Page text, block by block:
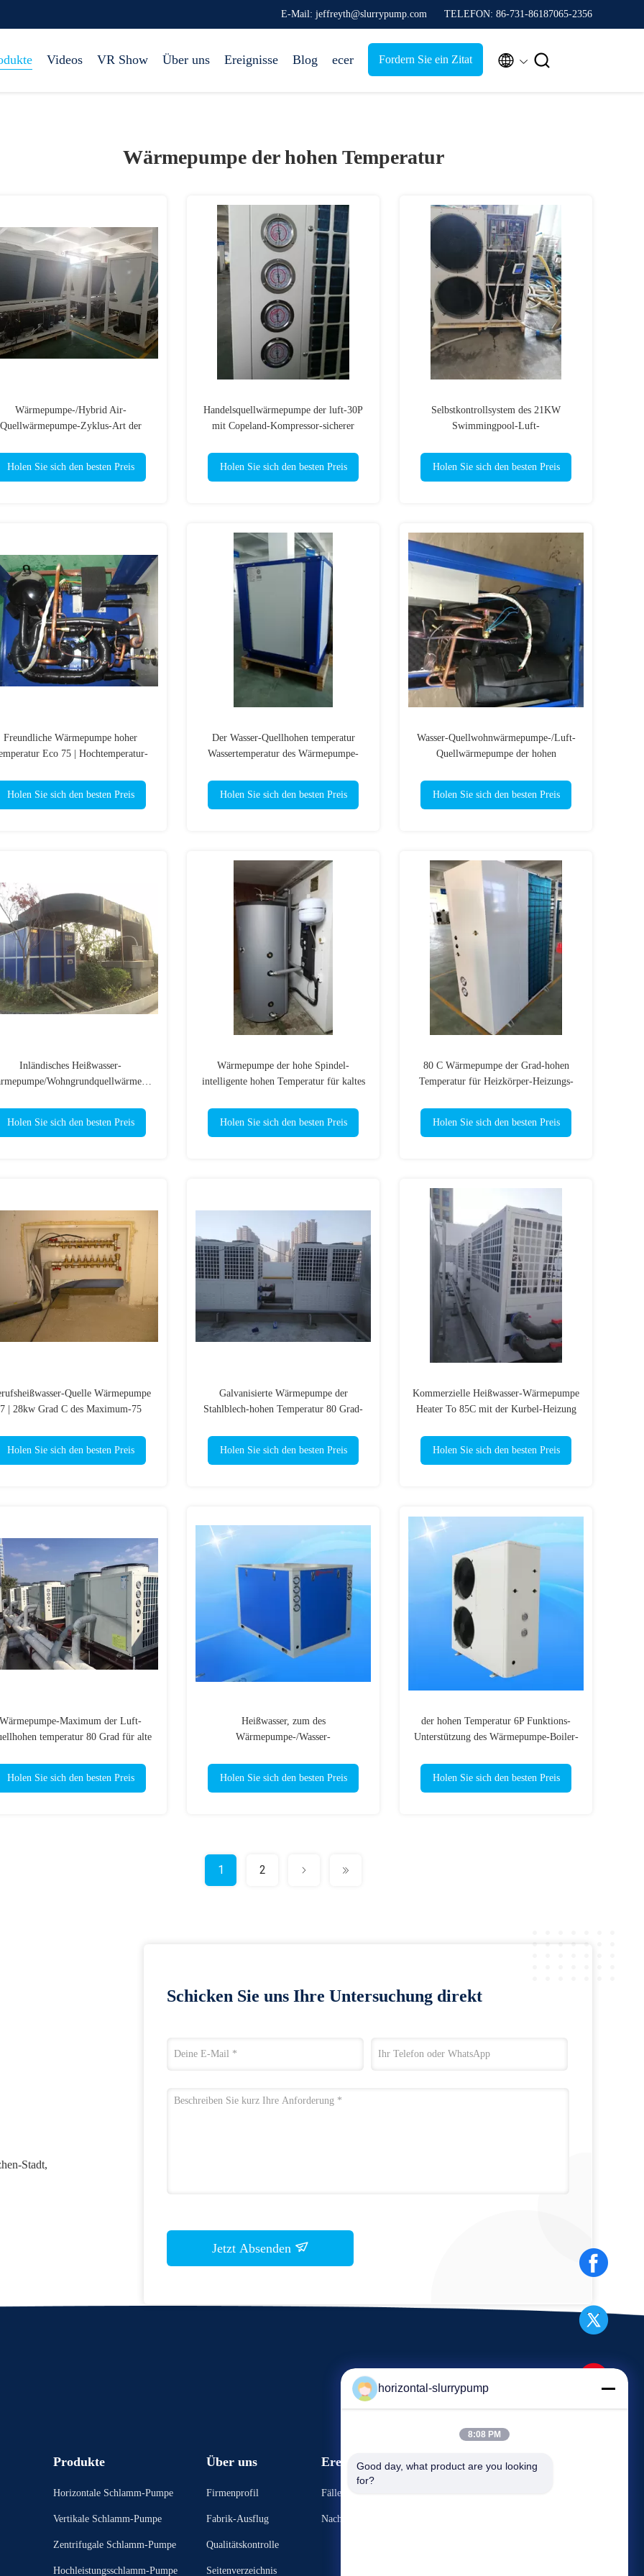
E-Mail: jeffreyth@slurrypump.com TELEFON: 86-731-86187065-2356
Videos VR Show Über uns Ereignisse Blog ecer Fordern Sie ein Zitat  
Wärmepumpe der hohen Temperatur
Wärmepumpe-/Hybrid Air-
Quellwärmepumpe-Zyklus-Art der
Holen Sie sich den besten Preis
Handelsquellwärmepumpe der luft-30P
mit Copeland-Kompressor-sicherer
Holen Sie sich den besten Preis
Selbstkontrollsystem des 21KW
Swimmingpool-Luft-
Holen Sie sich den besten Preis
Freundliche Wärmepumpe hoher
Eco 75 | Hochtemperatur-
Holen Sie sich den besten Preis
Der Wasser-Quellhohen temperatur
Wassertemperatur des Wärmepumpe-
Holen Sie sich den besten Preis
Wasser-Quellwohnwärmepumpe-/Luft-
Quellwärmepumpe der hohen
Holen Sie sich den besten Preis
Inländisches Heißwasser-
Wohngrundquellwärmepumpe
Holen Sie sich den besten Preis
Wärmepumpe der hohe Spindel-
intelligente hohen Temperatur für kaltes
Holen Sie sich den besten Preis
80 C Wärmepumpe der Grad-hohen
Temperatur für Heizkörper-Heizungs-
Holen Sie sich den besten Preis
Quelle Wärmepumpe
7 | 28kw Grad C des Maximum-75
Holen Sie sich den besten Preis
Galvanisierte Wärmepumpe der
Stahlblech-hohen Temperatur 80 Grad-
Holen Sie sich den besten Preis
Kommerzielle Heißwasser-Wärmepumpe
Heater To 85C mit der Kurbel-Heizung
Holen Sie sich den besten Preis
Wärmepumpe-Maximum der Luft-
temperatur 80 Grad für alte
Holen Sie sich den besten Preis
Heißwasser, zum des
Wärmepumpe-/Wasser-
Holen Sie sich den besten Preis
der hohen Temperatur 6P Funktions-
Unterstützung des Wärmepumpe-Boiler-
Holen Sie sich den besten Preis
1 2
Stadt,
Schicken Sie uns Ihre Untersuchung direkt
Jetzt Absenden
Produkte
Horizontale Schlamm-Pumpe
Vertikale Schlamm-Pumpe
Zentrifugale Schlamm-Pumpe
Hochleistungsschlamm-Pumpe
Über uns
Firmenprofil
Fabrik-Ausflug
Qualitätskontrolle
Seitenverzeichnis
Ereignisse
Fälle
Nachrichten
Fordern Sie ein Zitat
horizontal-slurrypump
8:08 PM
Good day, what product are you looking
for?